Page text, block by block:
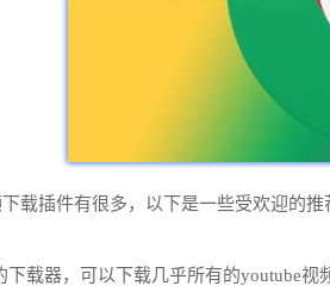
载插件有很多，以下是一些受欢迎的推
下载器，可以下载几乎所有的youtube